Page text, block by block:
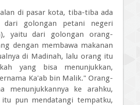
di pasar kota, tiba-tiba ada
dari golongan petani negeri
yaitu dari golongan orang-
dengan membawa makanan
di Madinah, lalu orang itu
yang bisa menunjukkan,
Ka'ab bin Malik." Orang-
menunjukkannya ke arahku,
pun mendatangi tempatku,